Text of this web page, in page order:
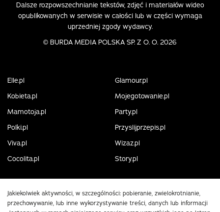
Dalsze rozpowszechnianie tekstów, zdjęć i materiałów wideo
opublikowanych w serwisie w całości lub w części wymaga
uprzedniej zgody wydawcy.
© BURDA MEDIA POLSKA SP. Z O. O. 2026
Elle.pl
Glamour.pl
Kobieta.pl
Mojegotowanie.pl
Mamotoja.pl
Party.pl
Polki.pl
Przyslijprzepis.pl
Viva.pl
Wizaz.pl
Cocolita.pl
Story.pl
Jakiekolwiek aktywności, w szczególności: pobieranie, zwielokrotnianie,
przechowywanie, lub inne wykorzystywanie treści, danych lub informacji